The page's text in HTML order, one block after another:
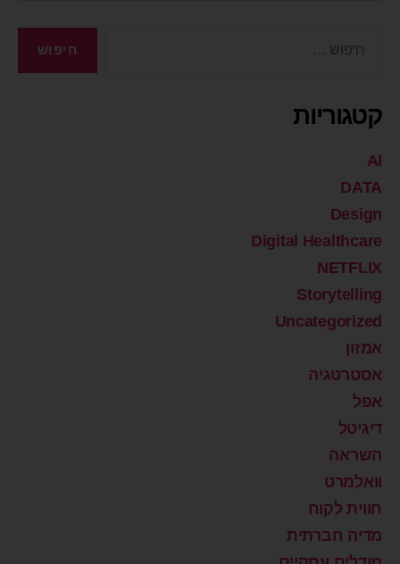
קטגוריות
AI
DATA
Design
Digital Healthcare
NETFLIX
Storytelling
Uncategorized
אמזון
אסטרטגיה
אפל
דיגיטל
השראה
וואלמרט
חווית לקוח
מדיה חברתית